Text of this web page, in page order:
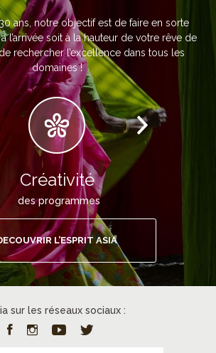
ans, notre objectif est de faire en sorte
l’arrivée soit à la hauteur de votre rêve de
rechercher l’excellence dans tous les
domaines !
Créativité
des programmes
L’ESPRIT ASIA
sur les réseaux sociaux :